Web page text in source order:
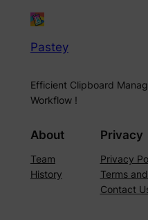
Pastey
Efficient Clipboard
Workflow !
About
Team
History
Privacy
Privacy
Terms
Contact